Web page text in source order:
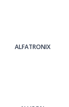
ALFATRONIX